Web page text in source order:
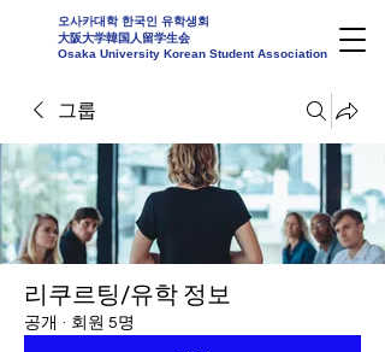
오사카대학 한국인 유학생회
大阪大学韓国人留学生会
Osaka University Korean Student Association
그룹
리쿠르팅/유학 정보
공개 · 회원 5명